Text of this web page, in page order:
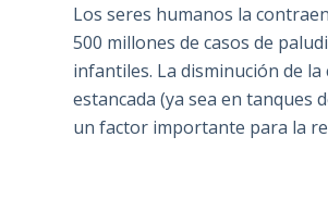
Los seres humanos la
500 millones de casos de
infantiles. La disminución de
estancada (ya sea en tanques
un factor importante para la